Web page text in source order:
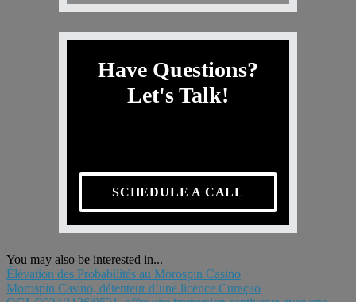
Have Questions?
Let's Talk!
SCHEDULE A CALL
You may also be interested in...
Élévation des Probabilités au Morospin Casino
Morospin Casino, détenteur d’une licence Curaçao